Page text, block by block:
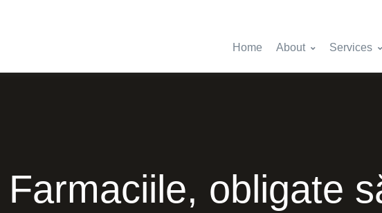
Home About Services
Farmaciile, obligate